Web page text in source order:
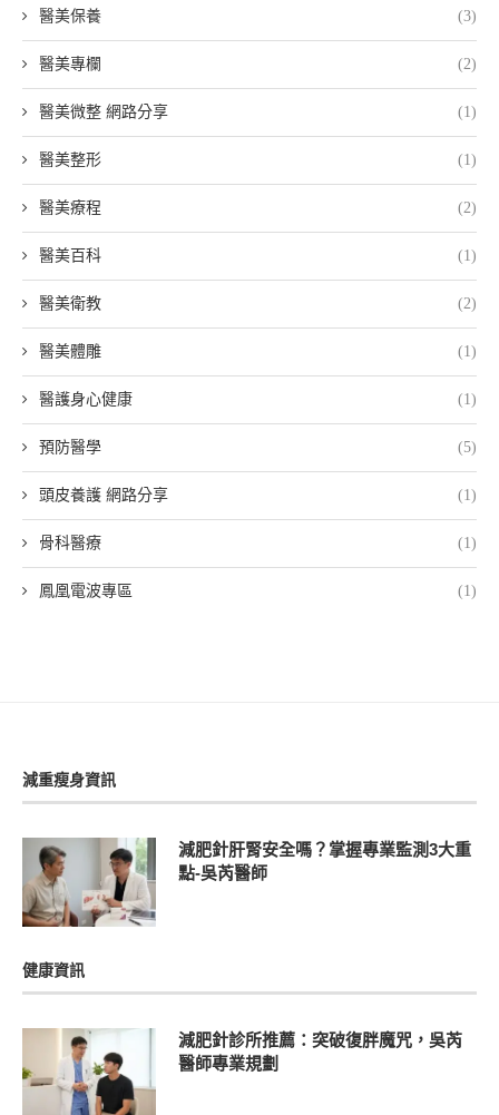
醫美保養 (3)
醫美專欄 (2)
醫美微整 網路分享 (1)
醫美整形 (1)
醫美療程 (2)
醫美百科 (1)
醫美衛教 (2)
醫美體雕 (1)
醫護身心健康 (1)
預防醫學 (5)
頭皮養護 網路分享 (1)
骨科醫療 (1)
鳳凰電波專區 (1)
減重瘦身資訊
減肥針肝腎安全嗎？掌握專業監測3大重
點-吳芮醫師
健康資訊
減肥針診所推薦：突破復胖魔咒，吳芮
醫師專業規劃